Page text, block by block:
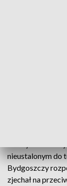
nieustalonym do
Bydgoszczy
zjechał na